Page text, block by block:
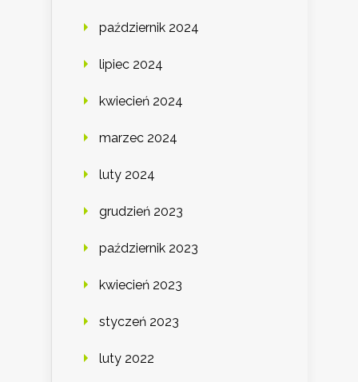
październik 2024
lipiec 2024
kwiecień 2024
marzec 2024
luty 2024
grudzień 2023
październik 2023
kwiecień 2023
styczeń 2023
luty 2022